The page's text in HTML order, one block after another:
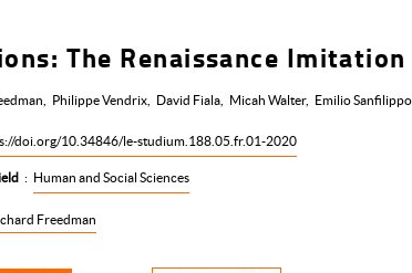
The Renaissance Imitation
Philippe Vendrix David Fiala Micah Walter Emilio Sanfilippo
doi.org/10.34846/le-studium.188.05.fr.01-2020
: Human and Social Sciences
Freedman